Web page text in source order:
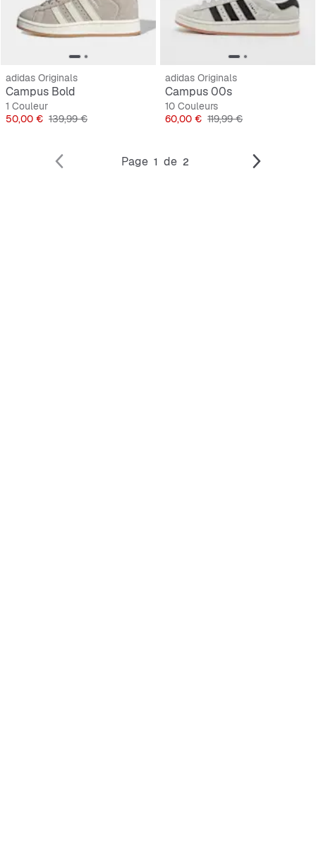
adidas Originals
Campus Bold
1 Couleur
Prix
50,00 € Prix original
139,99 €
adidas Originals
Campus 00s
10 Couleurs
Prix
60,00 € Prix original
119,99 €
Page 1 de 2